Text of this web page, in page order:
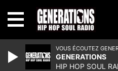
VOUS ÉCOUTEZ
GENERATIONS
HIP HOP SOUL